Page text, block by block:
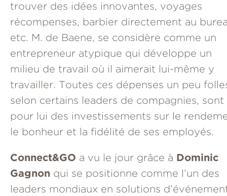
trouver des idées innovantes, voyages
récompenses, barbier directement au
etc. M. de Baene, se considère comme un
entrepreneur atypique qui développe un
milieu de travail où il aimerait lui-même y
travailler. Toutes ces dépenses un peu
selon certains leaders de compagnies, sont
pour lui des investissements sur le
le bonheur et la fidélité de ses employés.
Connect&GO a vu le jour grâce à Dominic
Gagnon qui se positionne comme l’un des
leaders mondiaux en solutions